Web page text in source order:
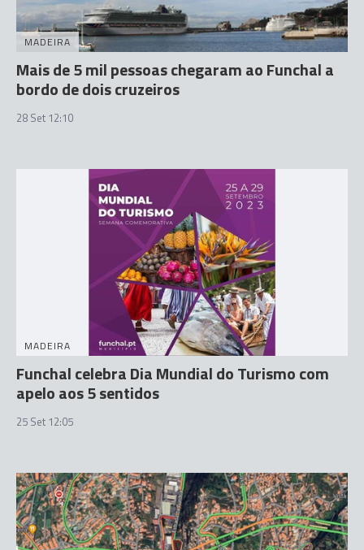
MADEIRA
Mais de 5 mil pessoas chegaram ao Funchal a
bordo de dois cruzeiros
28 Set 12:10
MADEIRA
Funchal celebra Dia Mundial do Turismo com
apelo aos 5 sentidos
25 Set 12:05